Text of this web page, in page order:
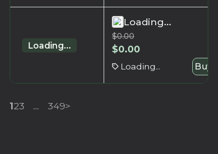
Loading...
Loading...
$0.00
$0.00
Loading... Buy
123 ... 349>